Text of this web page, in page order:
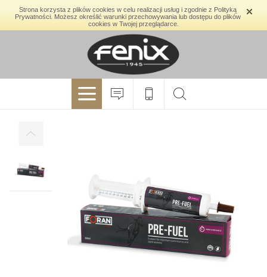
Strona korzysta z plików cookies w celu realizacji usług i zgodnie z Polityką
Prywatności. Możesz określić warunki przechowywania lub dostępu do plików
cookies w Twojej przeglądarce.
